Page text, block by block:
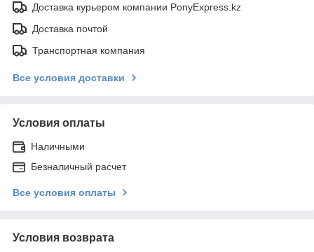
Доставка курьером компании PonyExpress.kz
Доставка почтой
Транспортная компания
Все условия доставки
Условия оплаты
Наличными
Безналичный расчет
Все условия оплаты
Условия возврата